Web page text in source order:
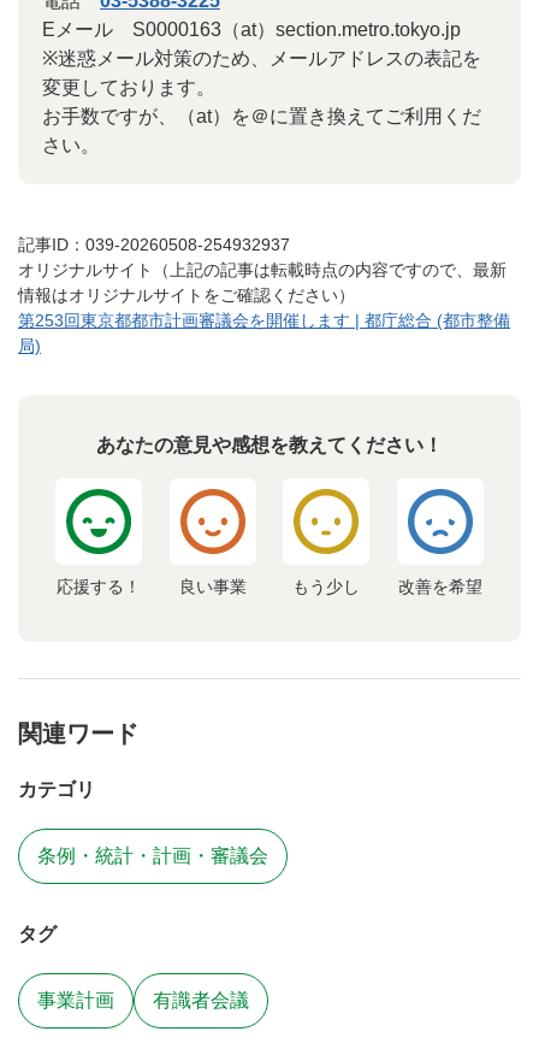
Eメール S0000163（at）section.metro.tokyo.jp
※迷惑メール対策のため、メールアドレスの表記を
変更しております。
お手数ですが、（at）を＠に置き換えてご利用くだ
さい。
記事ID：039-20260508-254932937
オリジナルサイト（上記の記事は転載時点の内容ですので、最新
情報はオリジナルサイトをご確認ください）
第253回東京都都市計画審議会を開催します | 都庁総合 (都市整備
局)
あなたの意見や感想を教えてください！
応援する！ 良い事業 もう少し 改善を希望
関連ワード
カテゴリ
条例・統計・計画・審議会
タグ
事業計画 有識者会議